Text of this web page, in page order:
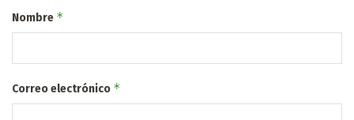
Nombre *
Correo electrónico *